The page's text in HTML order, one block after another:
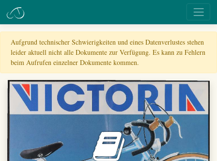
Aufgrund technischer Schwierigkeiten und eines Datenverlustes stehen
leider aktuell nicht alle Dokumente zur Verfügung. Es kann zu Fehlern
beim Aufrufen einzelner Dokumente kommen.